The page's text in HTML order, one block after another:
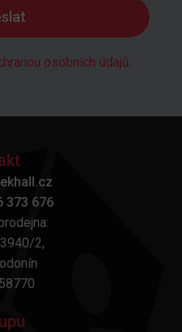
osobních údajů
373 676
2,